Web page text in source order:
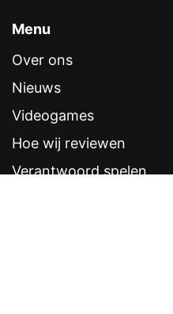
Menu
Over ons
Nieuws
Videogames
Hoe wij reviewen
Verantwoord spelen